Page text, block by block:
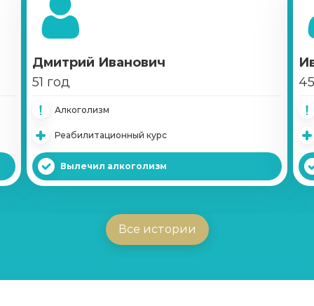
Дмитрий Иванович
51 год
Алкоголизм
Реабилитационный курс
Вылечил алкоголизм
Все истории